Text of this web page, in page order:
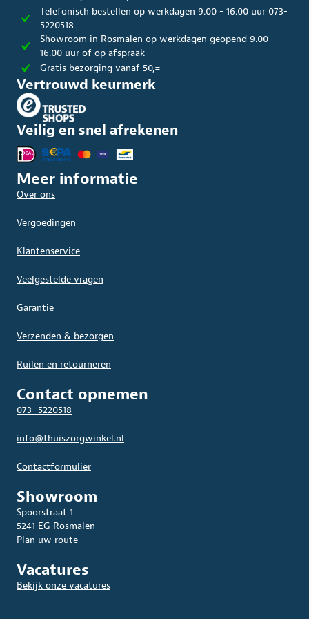
op
productpagina
Telefonisch bestellen op werkdagen 9.00 - 16.00 uur 073-
5220518
Showroom in Rosmalen op werkdagen geopend 9.00 -
16.00 uur of op afspraak
Gratis bezorging vanaf 50,=
Vertrouwd keurmerk
Veilig en snel afrekenen
Meer informatie
Over ons
Vergoedingen
Klantenservice
Veelgestelde vragen
Garantie
Verzenden & bezorgen
Ruilen en retourneren
Contact opnemen
073–5220518
info@thuiszorgwinkel.nl
Contactformulier
Showroom
Spoorstraat 1
5241 EG Rosmalen
Plan uw route
Vacatures
Bekijk onze vacatures